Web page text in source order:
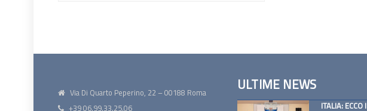
Via Di Quarto Peperino, 22 – 00188 Roma
+39 06.99.33.25.06
ULTIME NEWS
ITALIA: ECCO I